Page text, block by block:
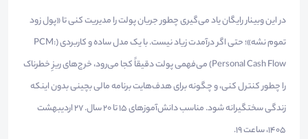
در این وبینار رایگان یاد می‌گیری چطور جریان پولت را مدیریت کنی تا «پول زود
تموم نشه»؛ حتی اگر درآمدت زیاد نیست. با یک مدل ساده و کاربردی (PCM:
Personal Cash Flow) می‌فهمی پولت دقیقاً کجا می‌رود، خرج‌های ریزِ خطرناک
را چطور کنترل کنی، و چگونه برای هدف‌هایت برنامه مالی بچینی بدون اینکه
زندگی سختگیرانه شود. مناسب دانش‌آموزهای ۱۵ تا ۲۰ سال. ۲7 اردیبهشت
۱۴۰۵، ساعت 19.